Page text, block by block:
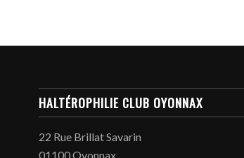
HALTÉROPHILIE CLUB OYONNAX
22 Rue Brillat Savarin
01100 Oyonnax